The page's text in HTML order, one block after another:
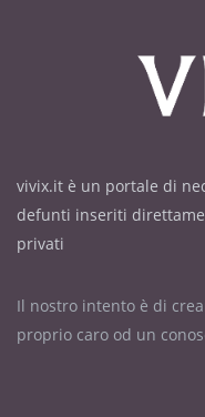
vivix.it è un portale di
defunti inseriti
privati
Il nostro intento è di
proprio caro od un